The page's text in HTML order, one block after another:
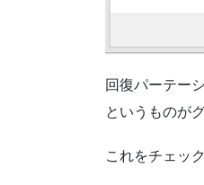
回復パーテー
というものが
これをチェッ